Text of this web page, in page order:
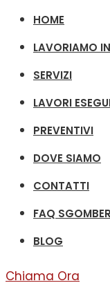
HOME
LAVORIAMO
SERVIZI
LAVORI
PREVENTIVI
DOVE SIAMO
CONTATTI
FAQ
BLOG
Chiama Ora